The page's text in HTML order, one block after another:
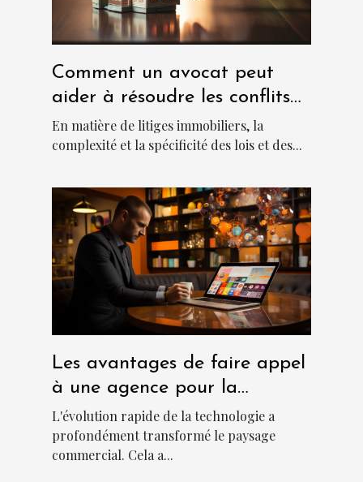
Comment un avocat peut
aider à résoudre les conflits
immobiliers
En matière de litiges immobiliers, la
complexité et la spécificité des lois et des...
Les avantages de faire appel
à une agence pour la
création d'applications
métiers sur mesure
L'évolution rapide de la technologie a
profondément transformé le paysage
commercial. Cela a...